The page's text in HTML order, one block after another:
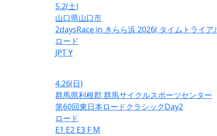
5.2(土)
山口県山口市
2daysRace in きらら浜 2026( タイムトライア
ロード
JPTY
4.26(日)
群馬県利根郡 群馬サイクルスポーツセンター
第60回東日本ロードクラシックDay2
ロード
E1 E2 E3 F M